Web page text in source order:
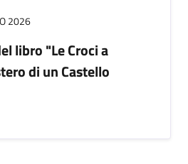
2026
libro "Le Croci a
di un Castello